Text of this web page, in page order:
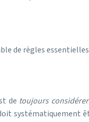
de règles
de toujours
systématiquement